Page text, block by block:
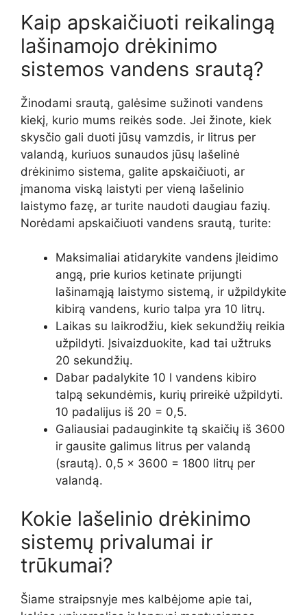
Kaip apskaičiuoti reikalingą
lašinamojo drėkinimo
sistemos vandens srautą?
Žinodami srautą, galėsime sužinoti vandens
kiekį, kurio mums reikės sode. Jei žinote, kiek
skysčio gali duoti jūsų vamzdis, ir litrus per
valandą, kuriuos sunaudos jūsų lašelinė
drėkinimo sistema, galite apskaičiuoti, ar
įmanoma viską laistyti per vieną lašelinio
laistymo fazę, ar turite naudoti daugiau fazių.
Norėdami apskaičiuoti vandens srautą, turite:
Maksimaliai atidarykite vandens įleidimo
angą, prie kurios ketinate prijungti
lašinamąją laistymo sistemą, ir užpildykite
kibirą vandens, kurio talpa yra 10 litrų.
Laikas su laikrodžiu, kiek sekundžių reikia
užpildyti. Įsivaizduokite, kad tai užtruks
20 sekundžių.
Dabar padalykite 10 l vandens kibiro
talpą sekundėmis, kurių prireikė užpildyti.
10 padalijus iš 20 = 0,5.
Galiausiai padauginkite tą skaičių iš 3600
ir gausite galimus litrus per valandą
(srautą). 0,5 x 3600 = 1800 litrų per
valandą.
Kokie lašelinio drėkinimo
sistemų privalumai ir
trūkumai?
Šiame straipsnyje mes kalbėjome apie tai,